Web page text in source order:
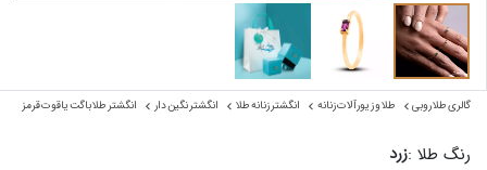
گالری طلا روبی طلا و زیورآلات زنانه انگشتر زنانه طلا انگشتر نگین دار انگشتر طلا باگت یاقوت قرمز
رنگ طلا :زرد